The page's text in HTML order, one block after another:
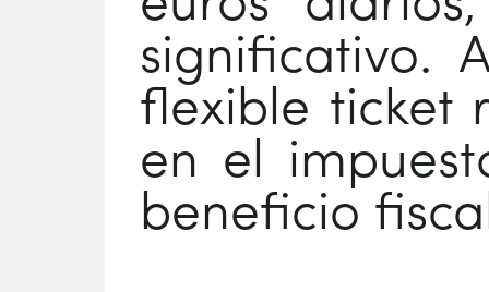
significativo.
flexible ticket
en el
beneficio